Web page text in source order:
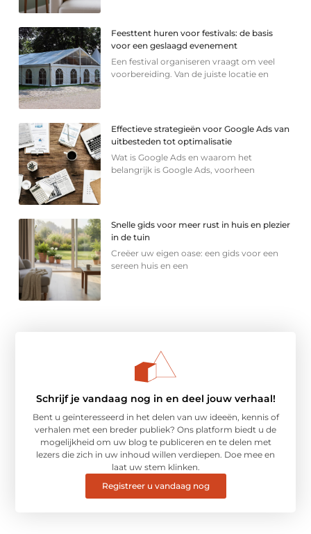
Feesttent huren voor festivals: de basis
voor een geslaagd evenement
Een festival organiseren vraagt om veel
voorbereiding. Van de juiste locatie en
Effectieve strategieën voor Google Ads van
uitbesteden tot optimalisatie
Wat is Google Ads en waarom het
belangrijk is Google Ads, voorheen
Snelle gids voor meer rust in huis en plezier
in de tuin
Creëer uw eigen oase: een gids voor een
sereen huis en een
Schrijf je vandaag nog in en deel jouw verhaal!
Bent u geïnteresseerd in het delen van uw ideeën, kennis of
verhalen met een breder publiek? Ons platform biedt u de
mogelijkheid om uw blog te publiceren en te delen met
lezers die zich in uw inhoud willen verdiepen. Doe mee en
laat uw stem klinken.
Registreer u vandaag nog